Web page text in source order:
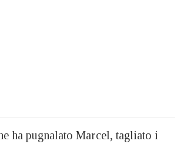
ha pugnalato Marcel, tagliato i